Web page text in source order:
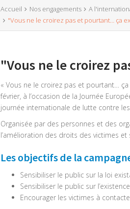
Accueil Nos engagements A
"Vous ne le croirez pas et pourtant… ça
"Vous ne le croirez
« Vous ne le croirez pas et pourtant…
février, à l’occasion de la Journée
journée internationale de lutte contre
Organisée par des personnes et des
l’amélioration des droits des victimes et
Les objectifs de la
Sensibiliser le public sur la loi
Sensibiliser le public sur
Encourager les victimes à